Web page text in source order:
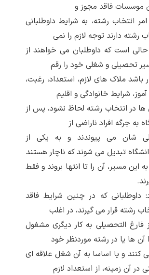
موسسات فاقد مجوز و
انتخاب رشته، به شرایط داوطلبانی
رشته دارند توجه لازم را نمی
است که داوطلبان می خواهند از
تحصیلی و شغلی خود را رقم
باشد ملاک های لازم، استعداد، رغبت،
شرایط خانوادگی و اقلیم
ها در انتخاب رشته لحاظ نشود، پس از
به جرگه افراد ناراضی از
شان می پیوندند و به یکی از
تبدیل می شوند که ناچار هستند
این مسیر، آن را تا انتها بروند و فقط
داوطلبانی که در چنین شرایط فاقد
رشته قرار می گیرند، در اغلب
فارغ التحصیلی به کار دیگری مشغول
آن ها یا در رشته موردنظر خود
کنند و یا اساسا به آن شغل علاقه ای
در آن زمینه، از استعداد لازم